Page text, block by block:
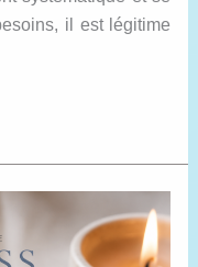
il est légitime